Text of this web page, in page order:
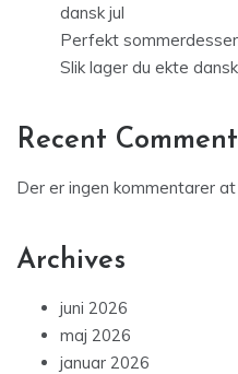
dansk jul
Perfekt
Slik lager du ekte
Recent
Der er ingen kommentarer at
Archives
juni 2026
maj 2026
januar 2026